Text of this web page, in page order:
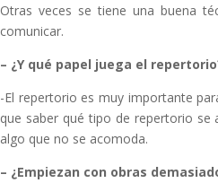
Otras veces se tiene una buena
comunicar.
– ¿Y qué papel juega el
-El repertorio es muy importante
que saber qué tipo de repertorio se
algo que no se acomoda.
– ¿Empiezan con obras